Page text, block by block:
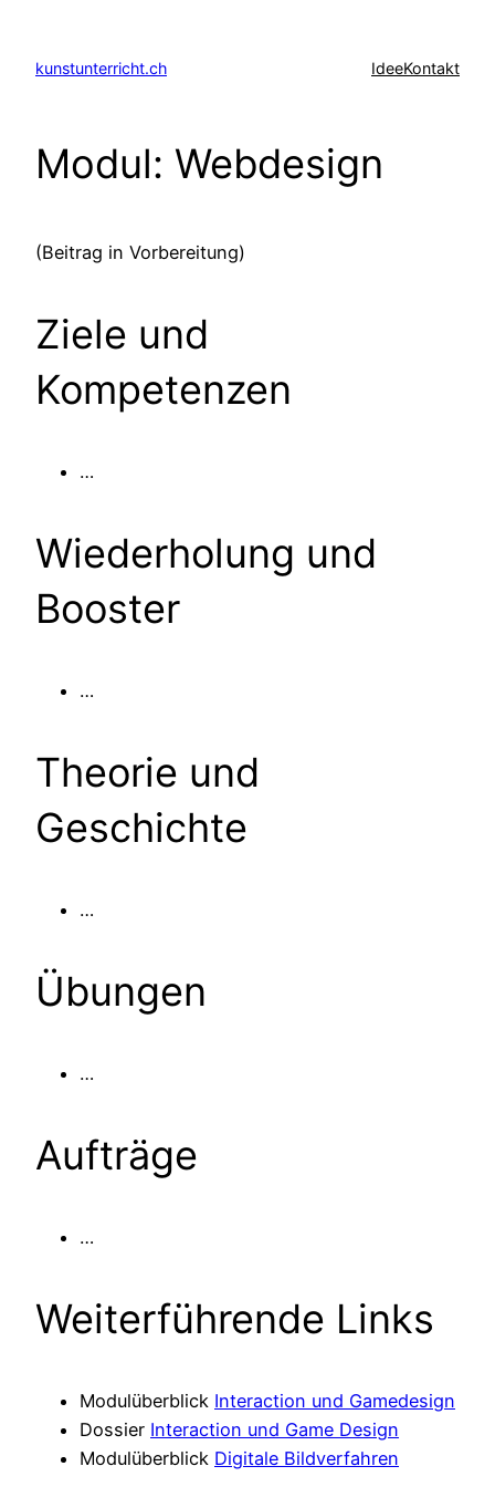
springen
kunstunterricht.ch IdeeKontakt
Modul: Webdesign
(Beitrag in Vorbereitung)
Ziele und
Kompetenzen
…
Wiederholung und
Booster
…
Theorie und
Geschichte
…
Übungen
…
Aufträge
…
Weiterführende Links
Modulüberblick Interaction und Gamedesign
Dossier Interaction und Game Design
Modulüberblick Digitale Bildverfahren